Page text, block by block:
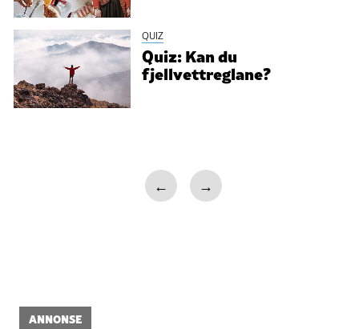
QUIZ
Quiz: Kan du
fjellvettreglane?
← →
ANNONSE